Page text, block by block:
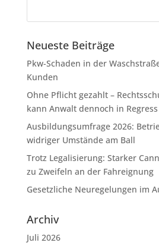
Neueste Beiträge
Pkw-Schaden in der
Kunden
Ohne Pflicht gezahlt –
kann Anwalt dennoch in
Ausbildungsumfrage 2026:
widriger Umstände am Ball
Trotz Legalisierung: Starker
zu Zweifeln an der Fahreignung
Gesetzliche Neuregelungen im
Archiv
Juli 2026